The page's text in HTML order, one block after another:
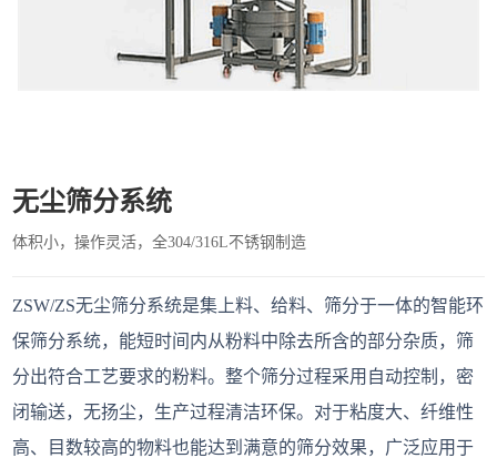
无尘筛分系统
体积小，操作灵活，全304/316L不锈钢制造
ZSW/ZS无尘筛分系统是集上料、给料、筛分于一体的智能环
保筛分系统，能短时间内从粉料中除去所含的部分杂质，筛
分出符合工艺要求的粉料。整个筛分过程采用自动控制，密
闭输送，无扬尘，生产过程清洁环保。对于粘度大、纤维性
高、目数较高的物料也能达到满意的筛分效果，广泛应用于